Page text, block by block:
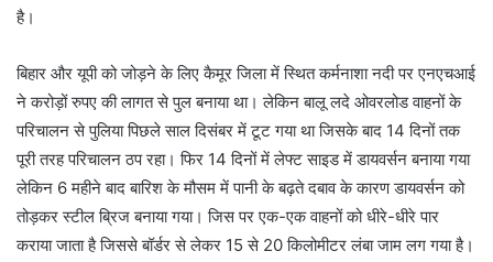
है।
बिहार और यूपी को जोड़ने के लिए कैमूर जिला में स्थित कर्मनाशा नदी पर एनएचआई
ने करोड़ों रुपए की लागत से पुल बनाया था। लेकिन बालू लदे ओवरलोड वाहनों के
परिचालन से पुलिया पिछले साल दिसंबर में टूट गया था जिसके बाद 14 दिनों तक
पूरी तरह परिचालन ठप रहा। फिर 14 दिनों में लेफ्ट साइड में डायवर्सन बनाया गया
लेकिन 6 महीने बाद बारिश के मौसम में पानी के बढ़ते दबाव के कारण डायवर्सन को
तोड़कर स्टील ब्रिज बनाया गया। जिस पर एक-एक वाहनों को धीरे-धीरे पार
कराया जाता है जिससे बॉर्डर से लेकर 15 से 20 किलोमीटर लंबा जाम लग गया है।